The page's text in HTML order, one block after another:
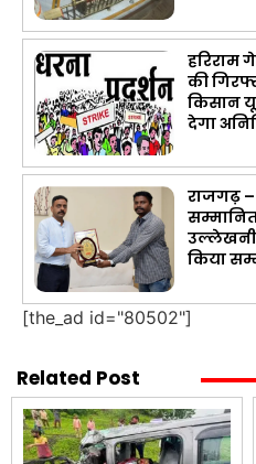
हरिराम
की
किसान
देगा
राजगढ़
किया
[the_ad id="80502"]
Related Post